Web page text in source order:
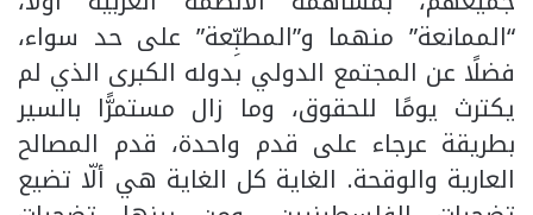
“الممانعة” منهما و”المطبِّعة” على حد سواء،
فضلًا عن المجتمع الدولي بدوله الكبرى الذي لم
يكترث يومًا للحقوق، وما زال مستمرًّا بالسير
بطريقة عرجاء على قدم واحدة، قدم المصالح
العارية والوقحة. الغاية كل الغاية هي ألّا تضيع